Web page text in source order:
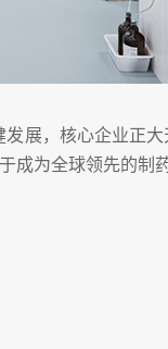
展，核心企业正大
成为全球领先的制药